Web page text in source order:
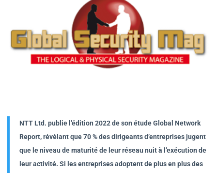
NTT Ltd. publie l’édition 2022 de son étude Global Network
Report, révélant que 70 % des dirigeants d’entreprises jugent
que le niveau de maturité de leur réseau nuit à l’exécution de
leur activité. Si les entreprises adoptent de plus en plus des